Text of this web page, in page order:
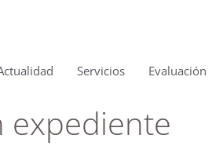
Servicios Evaluación
expediente